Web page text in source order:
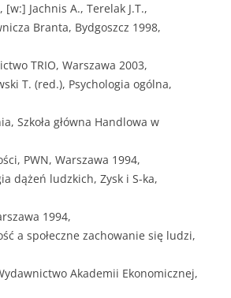
Jachnis A., Terelak J.T.,
Branta, Bydgoszcz 1998,
TRIO, Warszawa 2003,
T. (red.), Psychologia ogólna,
Szkoła główna Handlowa w
PWN, Warszawa 1994,
dążeń ludzkich, Zysk i S-ka,
1994,
a społeczne zachowanie się ludzi,
Akademii Ekonomicznej,